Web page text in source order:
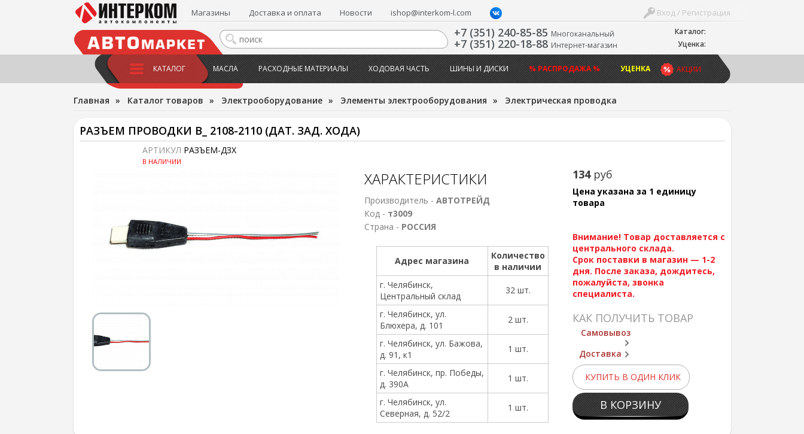
Каталог:
Уценка:
Вход / Регистрация
Магазины Доставка и оплата Новости ishop@interkom-l.com
+7 (351) 240-85-85 Многоканальный
+7 (351) 220-18-88 Интернет-магазин
АКЦИИ
КАТАЛОГ МАСЛА РАСХОДНЫЕ МАТЕРИАЛЫ ХОДОВАЯ ЧАСТЬ ШИНЫ И ДИСКИ % РАСПРОДАЖА % УЦЕНКА
Главная » Каталог товаров » Электрооборудование » Элементы электрооборудования » Электрическая проводка
РАЗЪЕМ ПРОВОДКИ В_ 2108-2110 (ДАТ. ЗАД. ХОДА)
АРТИКУЛ РАЗЪЕМ-ДЗХ
В НАЛИЧИИ
134 руб
Цена указана за 1 единицу
товара
Внимание! Товар доставляется с
центрального склада.
Срок поставки в магазин — 1-2
дня. После заказа, дождитесь,
пожалуйста, звонка
специалиста.
КАК ПОЛУЧИТЬ ТОВАР
Самовывоз
Доставка
КУПИТЬ В ОДИН КЛИК
В КОРЗИНУ
ХАРАКТЕРИСТИКИ
Производитель - АВТОТРЕЙД
Код - т3009
Страна - РОССИЯ
Адрес магазина
Количество
в наличии
г. Челябинск,
Центральный склад
32 шт.
г. Челябинск, ул.
Блюхера, д. 101
2 шт.
г. Челябинск, ул. Бажова,
д. 91, к1
1 шт.
г. Челябинск, пр. Победы,
д. 390А
1 шт.
г. Челябинск, ул.
Северная, д. 52/2
1 шт.